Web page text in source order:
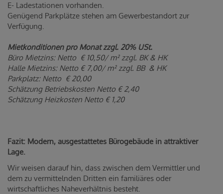
E- Ladestationen vorhanden.
Genügend Parkplätze stehen am Gewerbestandort zur
Verfügung.
Mietkonditionen pro Monat zzgl. 20% USt.
Büro Mietzins: Netto € 10,50/ m² zzgl. BK & HK
Halle Mietzins: Netto € 7,00/ m² zzgl. BB & HK
Parkplatz: Netto € 20,00
Schätzung Betriebskosten Netto € 2,40
Schätzung Heizkosten Netto € 1,20
Fazit: Modern, ausgestattetes Bürogebäude in attraktiver
Lage.
Wir weisen darauf hin, dass zwischen dem Vermittler und
dem zu vermittelnden Dritten ein familiäres oder
wirtschaftliches Naheverhältnis besteht.